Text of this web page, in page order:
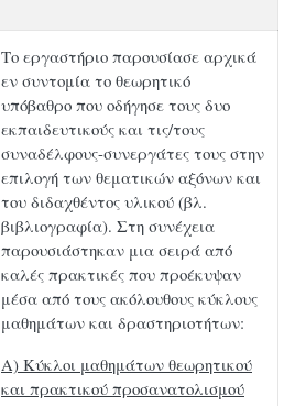
Το εργαστήριο παρουσίασε αρχικά
εν συντομία το θεωρητικό
υπόβαθρο που οδήγησε τους δυο
εκπαιδευτικούς και τις/τους
συναδέλφους-συνεργάτες τους στην
επιλογή των θεματικών αξόνων και
του διδαχθέντος υλικού (βλ.
βιβλιογραφία). Στη συνέχεια
παρουσιάστηκαν μια σειρά από
καλές πρακτικές που προέκυψαν
μέσα από τους ακόλουθους κύκλους
μαθημάτων και δραστηριοτήτων:
Α) Κύκλοι μαθημάτων θεωρητικού
και πρακτικού προσανατολισμού